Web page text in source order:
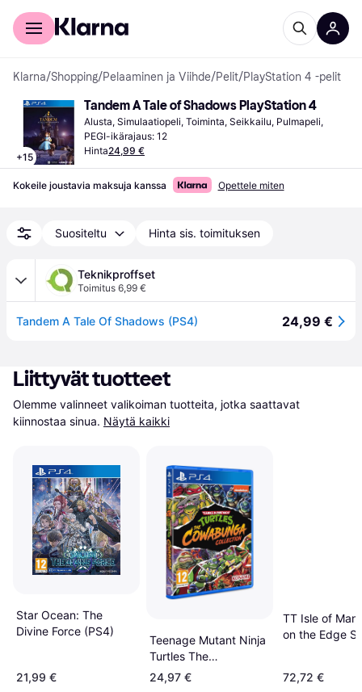
Kuluttajille
Klarna/Shopping/Pelaaminen ja Viihde/Pelit/PlayStation 4 -pelit
+15
Tandem A Tale of Shadows PlayStation 4
Alusta, Simulaatiopeli, Toiminta, Seikkailu, Pulmapeli,
PEGI-ikärajaus: 12
Hinta24,99 €
Kokeile joustavia maksuja kanssa Opettele miten
Suositeltu Hinta sis. toimituksen
Teknikproffset
Toimitus 6,99 €
Tandem A Tale Of Shadows (PS4) 24,99 €
Liittyvät tuotteet
Olemme valinneet valikoiman tuotteita, jotka saattavat
kiinnostaa sinua. Näytä kaikki
Star Ocean: The
Divine Force (PS4)
21,99 €
Teenage Mutant Ninja
Turtles The
Cowabunga Collection
24,97 €
TT Isle of
on the Edge
72,72 €